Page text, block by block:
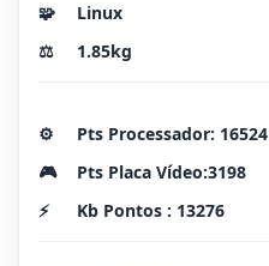
🧩
Linux
⚖️
1.85kg
⚙️
Pts Processador: 16524
🎮
Pts Placa Vídeo:3198
⚡
Kb Pontos : 13276